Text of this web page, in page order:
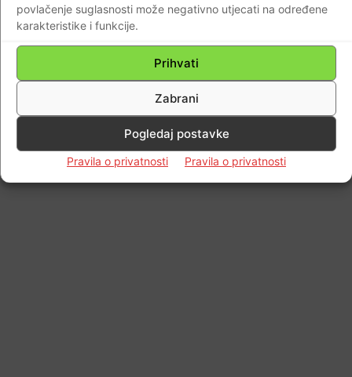
povlačenje suglasnosti može negativno utjecati na određene
karakteristike i funkcije.
Prihvati
Zabrani
Pogledaj postavke
Pravila o privatnosti Pravila o privatnosti
Kontaktirajte nas
© Newspaper WordPress Theme by TagDiv